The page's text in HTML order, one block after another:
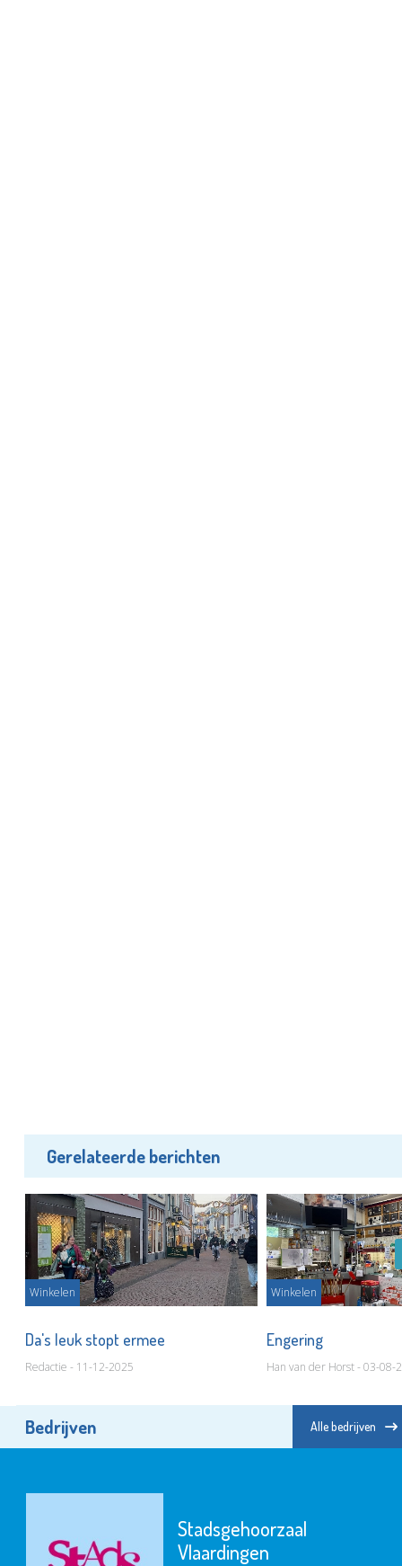
Gerelateerde berichten
Winkelen
Da's leuk stopt ermee
Redactie - 11-12-2025
Winkelen
Engering
Han van der Horst - 03-08-
Bedrijven Alle bedrijven
Stadsgehoorzaal
Vlaardingen